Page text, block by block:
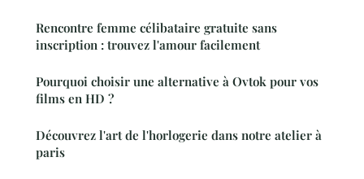
Rencontre femme célibataire gratuite sans
inscription : trouvez l'amour facilement
Pourquoi choisir une alternative à Ovtok pour vos
films en HD ?
Découvrez l'art de l'horlogerie dans notre atelier à
paris